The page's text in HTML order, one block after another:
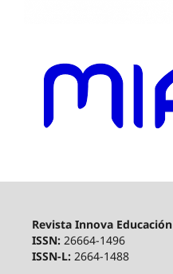
Revista Innova Educación
ISSN: 26664-1496
ISSN-L: 2664-1488